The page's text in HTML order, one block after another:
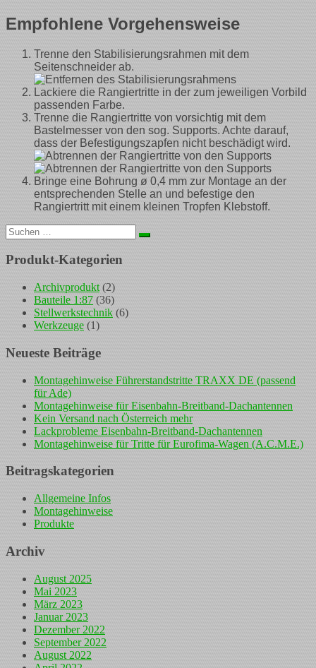
Empfohlene Vorgehensweise
Trenne den Stabilisierungsrahmen mit dem
Seitenschneider ab.
Lackiere die Rangiertritte in der zum jeweiligen Vorbild
passenden Farbe.
Trenne die Rangiertritte von vorsichtig mit dem
Bastelmesser von den sog. Supports. Achte darauf,
dass der Befestigungszapfen nicht beschädigt wird.
Bringe eine Bohrung ø 0,4 mm zur Montage an der
entsprechenden Stelle an und befestige den
Rangiertritt mit einem kleinen Tropfen Klebstoff.
Suchen
nach:
Produkt-Kategorien
Archivprodukt (2)
Bauteile 1:87 (36)
Stellwerkstechnik (6)
Werkzeuge (1)
Neueste Beiträge
Montagehinweise Führerstandstritte TRAXX DE (passend
für Ade)
Montagehinweise für Eisenbahn-Breitband-Dachantennen
Kein Versand nach Österreich mehr
Lackprobleme Eisenbahn-Breitband-Dachantennen
Montagehinweise für Tritte für Eurofima-Wagen (A.C.M.E.)
Beitragskategorien
Allgemeine Infos
Montagehinweise
Produkte
Archiv
August 2025
Mai 2023
März 2023
Januar 2023
Dezember 2022
September 2022
August 2022